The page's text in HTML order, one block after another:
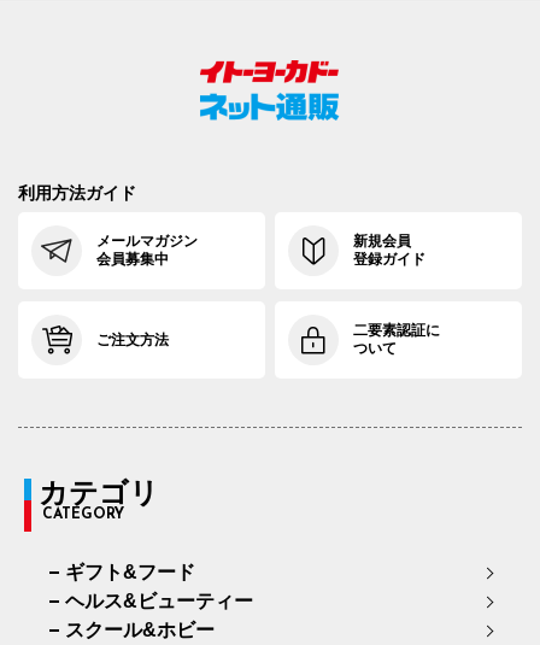
利用方法ガイド
メールマガジン
会員募集中
新規会員
登録ガイド
ご注文方法
二要素認証に
ついて
カテゴリ
CATEGORY
ギフト&フード
ヘルス&ビューティー
スクール&ホビー